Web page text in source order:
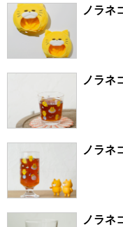
ノラネ